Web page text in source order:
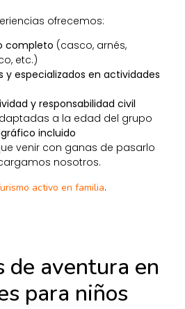
ofrecemos:
completo (casco, arnés,
etc.)
y especializados en actividades
y responsabilidad civil
a la edad del grupo
incluido
venir con ganas de pasarlo
nosotros.
activo en familia.
de aventura en
para niños